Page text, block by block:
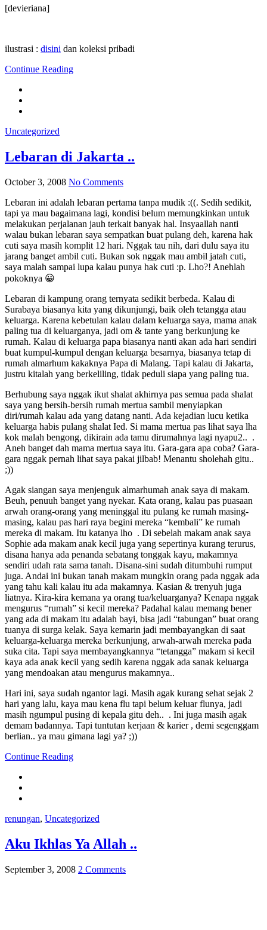
[devieriana]
ilustrasi : disini dan koleksi pribadi
Continue Reading
Uncategorized
Lebaran di Jakarta ..
October 3, 2008 No Comments
Lebaran ini adalah lebaran pertama tanpa mudik :((. Sedih sedikit,
tapi ya mau bagaimana lagi, kondisi belum memungkinkan untuk
melakukan perjalanan jauh terkait banyak hal. Insyaallah nanti
walau bukan lebaran saya sempatkan buat pulang deh, karena hak
cuti saya masih komplit 12 hari. Nggak tau nih, dari dulu saya itu
jarang banget ambil cuti. Bukan sok nggak mau ambil jatah cuti,
saya malah sampai lupa kalau punya hak cuti :p. Lho?! Anehlah
pokoknya 😀
Lebaran di kampung orang ternyata sedikit berbeda. Kalau di
Surabaya biasanya kita yang dikunjungi, baik oleh tetangga atau
keluarga. Karena kebetulan kalau dalam keluarga saya, mama anak
paling tua di keluarganya, jadi om & tante yang berkunjung ke
rumah. Kalau di keluarga papa biasanya nanti akan ada hari sendiri
buat kumpul-kumpul dengan keluarga besarnya, biasanya tetap di
rumah almarhum kakaknya Papa di Malang. Tapi kalau di Jakarta,
justru kitalah yang berkeliling, tidak peduli siapa yang paling tua.
Berhubung saya nggak ikut shalat akhirnya pas semua pada shalat
saya yang bersih-bersih rumah mertua sambil menyiapkan
diri/rumah kalau ada yang datang nanti. Ada kejadian lucu ketika
keluarga habis pulang shalat Ied. Si mama mertua pas lihat saya lha
kok malah bengong, dikirain ada tamu dirumahnya lagi nyapu2.. .
Aneh banget dah mama mertua saya itu. Gara-gara apa coba? Gara-
gara nggak pernah lihat saya pakai jilbab! Menantu sholehah gitu..
;))
Agak siangan saya menjenguk almarhumah anak saya di makam.
Beuh, penuuh banget yang nyekar. Kata orang, kalau pas puasaan
arwah orang-orang yang meninggal itu pulang ke rumah masing-
masing, kalau pas hari raya begini mereka “kembali” ke rumah
mereka di makam. Itu katanya lho . Di sebelah makam anak saya
Sophie ada makam anak kecil juga yang sepertinya kurang terurus,
disana hanya ada penanda sebatang tonggak kayu, makamnya
sendiri udah rata sama tanah. Disana-sini sudah ditumbuhi rumput
juga. Andai ini bukan tanah makam mungkin orang pada nggak ada
yang tahu kali kalau itu ada makamnya. Kasian & trenyuh juga
liatnya. Kira-kira kemana ya orang tua/keluarganya? Kenapa nggak
mengurus “rumah” si kecil mereka? Padahal kalau memang bener
yang ada di makam itu adalah bayi, bisa jadi “tabungan” buat orang
tuanya di surga kelak. Saya kemarin jadi membayangkan di saat
keluarga-keluarga mereka berkunjung, arwah-arwah mereka pada
suka cita. Tapi saya membayangkannya “tetangga” makam si kecil
kaya ada anak kecil yang sedih karena nggak ada sanak keluarga
yang mendoakan atau mengurus makamnya..
Hari ini, saya sudah ngantor lagi. Masih agak kurang sehat sejak 2
hari yang lalu, kaya mau kena flu tapi belum keluar flunya, jadi
masih ngumpul pusing di kepala gitu deh.. . Ini juga masih agak
demam badannya. Tapi tuntutan kerjaan & karier , demi segenggam
berlian.. ya mau gimana lagi ya? ;))
Continue Reading
renungan, Uncategorized
Aku Ikhlas Ya Allah ..
September 3, 2008 2 Comments